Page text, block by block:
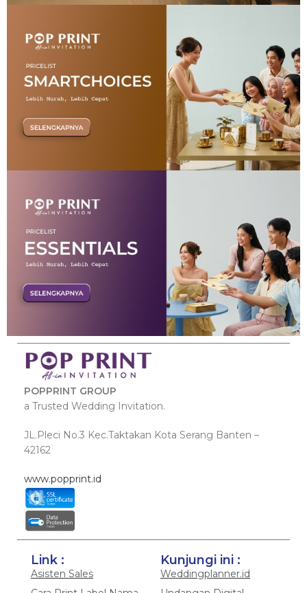
POPPRINT GROUP
a Trusted Wedding Invitation.
JL.Pleci No.3 Kec.Taktakan Kota Serang Banten –
42162
www.popprint.id
Link :
Asisten Sales
Kunjungi ini :
Weddingplanner.id